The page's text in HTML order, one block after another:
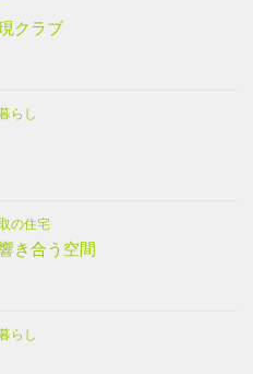
クラブ
らし
の住宅
き合う空間
らし